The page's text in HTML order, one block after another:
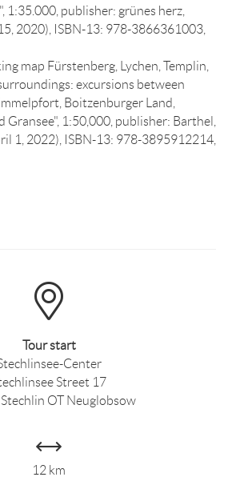
1:35.000, publisher: grünes herz,
2020), ISBN-13: 978-3866361003,
map Fürstenberg, Lychen, Templin,
excursions between
Boitzenburger Land,
Gransee", 1:50,000, publisher: Barthel,
1, 2022), ISBN-13: 978-3895912214,
Tour start
Center
Street 17
OT Neuglobsow
12 km